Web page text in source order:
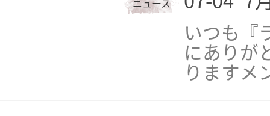
ニュース
いつも『
にありが
りますメ